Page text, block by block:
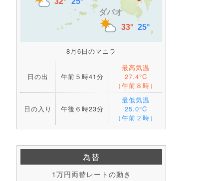
8月6日のマニラ
日の出 午前５時41分
最高気温
27.4°C
（午前８時）
日の入り 午後６時23分
最低気温
25.0°C
（午前２時）
為替
1万円両替レートの動き